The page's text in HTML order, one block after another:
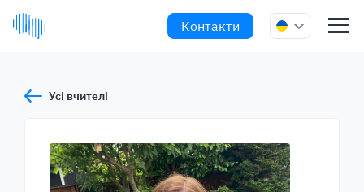
Контакти
Усі вчителі